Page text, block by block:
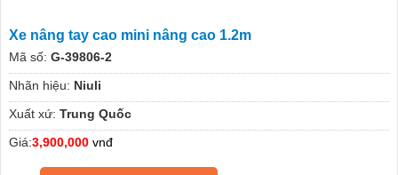
Xe nâng tay cao mini nâng cao 1.2m
Mã số: G-39806-2
Nhãn hiệu: Niuli
Xuất xứ: Trung Quốc
Giá:3,900,000 vnđ